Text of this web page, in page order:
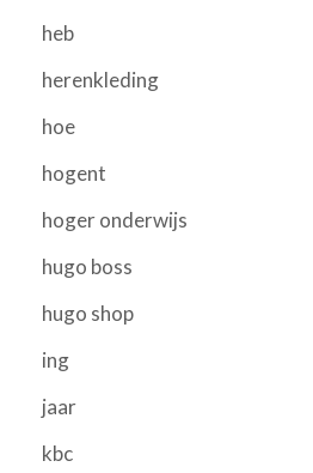
heb
herenkleding
hoe
hogent
hoger onderwijs
hugo boss
hugo shop
ing
jaar
kbc